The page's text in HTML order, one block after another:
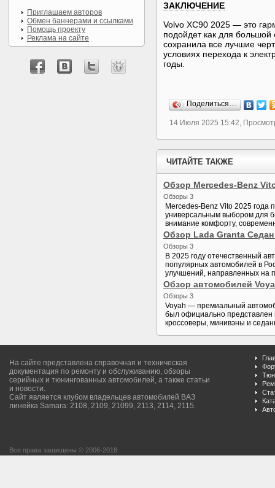
ЗАКЛЮЧЕНИЕ
Volvo XC90 2025 — это
подойдет как для
сохранила все лучшие
условиях перехода к
годы.
Поделиться…
14 Июля 2025 15:42,
ЧИТАЙТЕ ТАКЖЕ
Обзор Mercedes-Benz
Обзоры 3
Mercedes-Benz Vito 2025 года
универсальным выбором для
внимание комфорту,
Обзор Lada Granta Седан
Обзоры 3
В 2025 году отечественный
популярных автомобилей в
улучшений, направленных на
Обзор автомобилей
Обзоры 3
Voyah — премиальный
был официально представлен
кроссоверы, минивэны и
Приглашаем авторов
Обмен баннерами и ссылками
Помощь проекту
Реклама на сайте
На сайте представлена справочная и техническая
документация по ремонту и обслуживанию, обзоры
серийных и тюнингованных автомобилей, а также статьи
и новости.
Сайт является клубом владельцев автомобилей ВАЗ
линейка Samara: 2108, 2109, 21099, 2113, 2114, 2115.
Все права защищены © 2006-2018